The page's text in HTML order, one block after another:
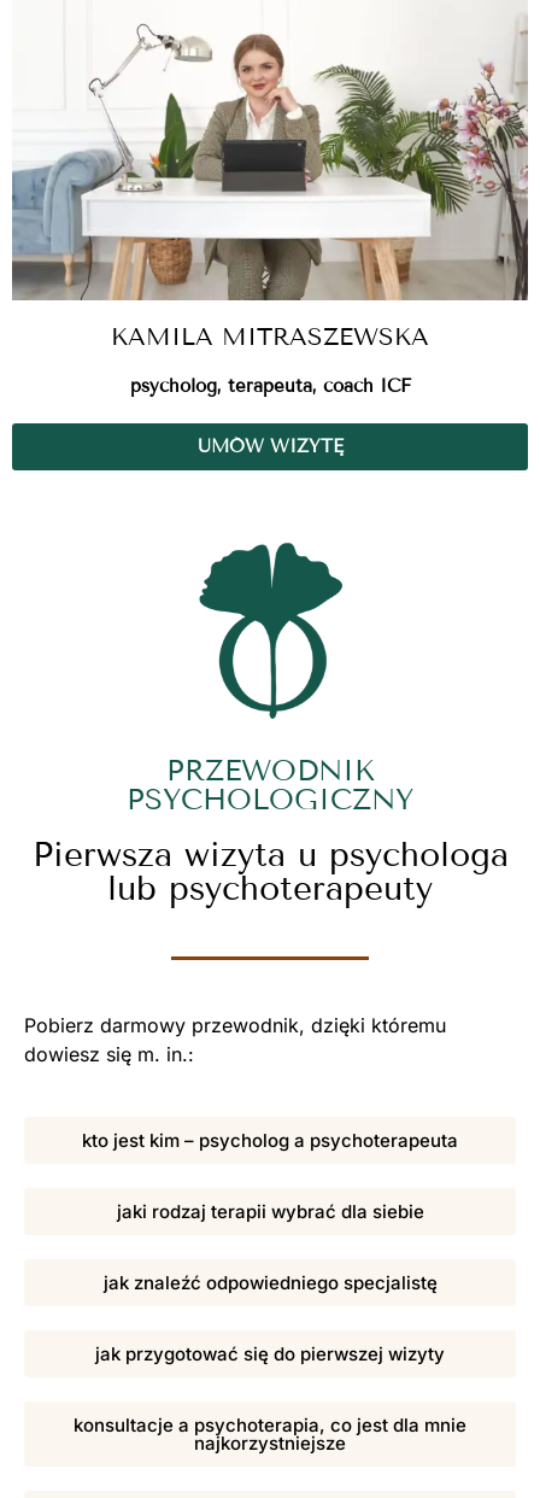
KAMILA MITRASZEWSKA
psycholog, terapeuta, coach ICF
UMÓW WIZYTĘ
PRZEWODNIK
PSYCHOLOGICZNY
Pierwsza wizyta u psychologa
lub psychoterapeuty
Pobierz darmowy przewodnik, dzięki któremu
dowiesz się m. in.:
kto jest kim – psycholog a psychoterapeuta
jaki rodzaj terapii wybrać dla siebie
jak znaleźć odpowiedniego specjalistę
jak przygotować się do pierwszej wizyty
konsultacje a psychoterapia, co jest dla mnie
najkorzystniejsze